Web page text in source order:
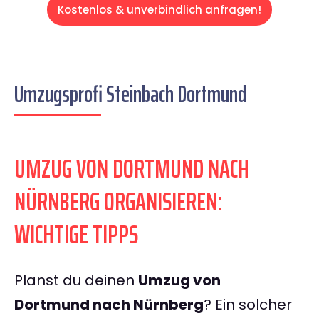
Kostenlos & unverbindlich anfragen!
Umzugsprofi Steinbach Dortmund
UMZUG VON DORTMUND NACH
NÜRNBERG ORGANISIEREN:
WICHTIGE TIPPS
Planst du deinen Umzug von
Dortmund nach Nürnberg? Ein solcher